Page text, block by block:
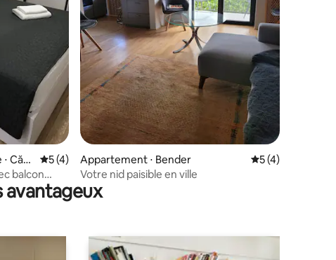
: 4,96 sur 5
Căuș
Évaluation moyenne sur la base de 4 commentaires : 5 sur 5
5 (4)
balcon
Appartement ⋅ Bender Évaluation
5 (4)
Votre nid paisible en ville
avantageux